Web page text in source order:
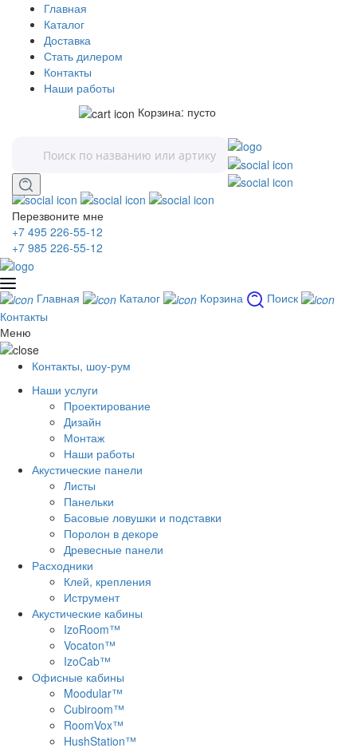
Главная
Каталог
Доставка
Стать дилером
Контакты
Наши работы
Корзина: пусто
Перезвоните мне
+7 495 226-55-12
+7 985 226-55-12
Главная Каталог Корзина
Поиск
Контакты
Меню
Контакты, шоу-рум
Наши услуги
Проектирование
Дизайн
Монтаж
Наши работы
Акустические панели
Листы
Панельки
Басовые ловушки и подставки
Поролон в декоре
Древесные панели
Расходники
Клей, крепления
Иструмент
Акустические кабины
IzoRoom™
Vocaton™
IzoCab™
Офисные кабины
Moodular™
Cubiroom™
RoomVox™
HushStation™